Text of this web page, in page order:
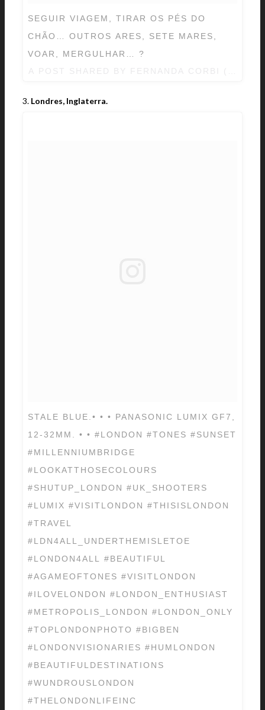
SEGUIR VIAGEM, TIRAR OS PÉS DO
CHÃO… OUTROS ARES, SETE MARES,
VOAR, MERGULHAR… ?
3. Londres, Inglaterra.
STALE BLUE.• • • PANASONIC LUMIX GF7,
12-32MM. • • #LONDON #TONES #SUNSET
#MILLENNIUMBRIDGE
#LOOKATTHOSECOLOURS
#SHUTUP_LONDON #UK_SHOOTERS
#LUMIX #VISITLONDON #THISISLONDON
#TRAVEL
#LDN4ALL_UNDERTHEMISLETOE
#LONDON4ALL #BEAUTIFUL
#AGAMEOFTONES #VISITLONDON
#ILOVELONDON #LONDON_ENTHUSIAST
#METROPOLIS_LONDON #LONDON_ONLY
#TOPLONDONPHOTO #BIGBEN
#LONDONVISIONARIES #HUMLONDON
#BEAUTIFULDESTINATIONS
#WUNDROUSLONDON
#THELONDONLIFEINC